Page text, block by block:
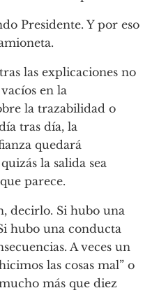
Presidente. Y por eso
las explicaciones no
en la
la trazabilidad o
tras día, la
quedará
la salida sea
parece.
decirlo. Si hubo una
hubo una conducta
A veces un
las cosas mal” o
más que diez